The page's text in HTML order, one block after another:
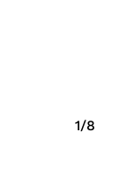
1/8